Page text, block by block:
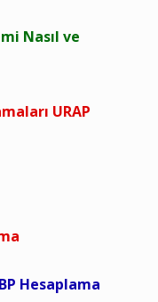
Nasıl ve
URAP
Hesaplama